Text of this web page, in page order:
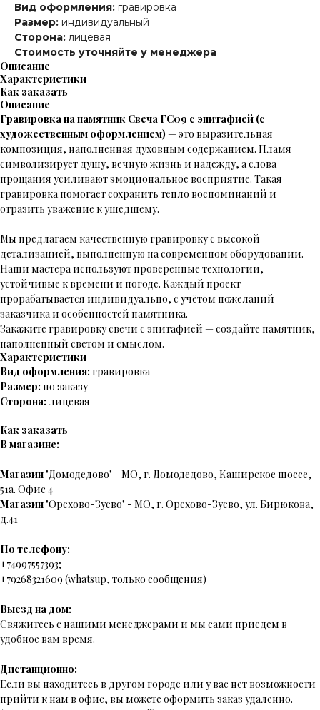
Вид оформления: гравировка
Размер: индивидуальный
Сторона: лицевая
Стоимость уточняйте у менеджера
Описание
Характеристики
Как заказать
Описание
Гравировка на памятник Свеча ГС09 с эпитафией (с
художественным оформлением) — это выразительная
композиция, наполненная духовным содержанием. Пламя
символизирует душу, вечную жизнь и надежду, а слова
прощания усиливают эмоциональное восприятие. Такая
гравировка помогает сохранить тепло воспоминаний и
отразить уважение к ушедшему.
Мы предлагаем качественную гравировку с высокой
детализацией, выполненную на современном оборудовании.
Наши мастера используют проверенные технологии,
устойчивые к времени и погоде. Каждый проект
прорабатывается индивидуально, с учётом пожеланий
заказчика и особенностей памятника.
Закажите гравировку свечи с эпитафией — создайте памятник,
наполненный светом и смыслом.
Характеристики
Вид оформления: гравировка
Размер: по заказу
Сторона: лицевая
Как заказать
В магазине:
Магазин"Домодедово" - МО, г. Домодедово, Каширское шоссе,
51а. Офис 4
Магазин"Орехово-Зуево" - МО, г. Орехово-Зуево, ул. Бирюкова,
д.41
По телефону:
+74997557393;
+79268321609 (whatsup, только сообщения)
Выезд на дом:
Свяжитесь с нашими менеджерами и мы сами приедем в
удобное вам время.
Дистанционно:
Если вы находитесь в другом городе или у вас нет возможности
прийти к нам в офис, вы можете оформить заказ удаленно.